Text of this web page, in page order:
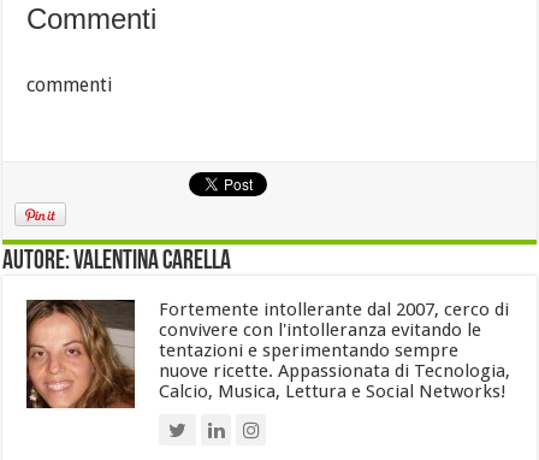
Commenti
commenti
Autore: Valentina Carella
Fortemente intollerante dal 2007, cerco di
convivere con l'intolleranza evitando le
tentazioni e sperimentando sempre
nuove ricette. Appassionata di Tecnologia,
Calcio, Musica, Lettura e Social Networks!